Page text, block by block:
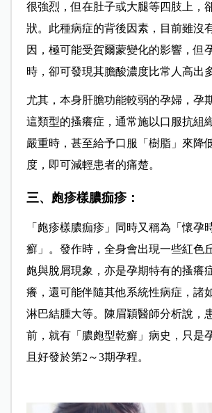
很強烈，但在肚子或大腿等四肢上，
狀。此種病症的背後因素，目前雖沒
因，極可能受賀爾蒙變化的影響，但
時，卻可發現其膽酸濃度比常人高出
尤其，本身肝膽功能較弱的孕婦，孕
這類型的搔癢症，通常施以口服抗組
嚴重時，甚至給予口服「樹脂」來降
度，即可減輕患者的痛楚。
三、皰疹樣膿痂疹：
「皰疹樣膿痂疹」同時又稱為「懷孕
癬」。發作時，全身會出現一些紅色
皰與脫屑現象，亦是孕期特有的搔癢
癢，還可能伴隨其他系統性病症，諸
淋巴結腫大等。陳眉穎醫師分析說，
前，就有「膿皰型乾癬」病史，只是
且好發於第2～3期孕程。